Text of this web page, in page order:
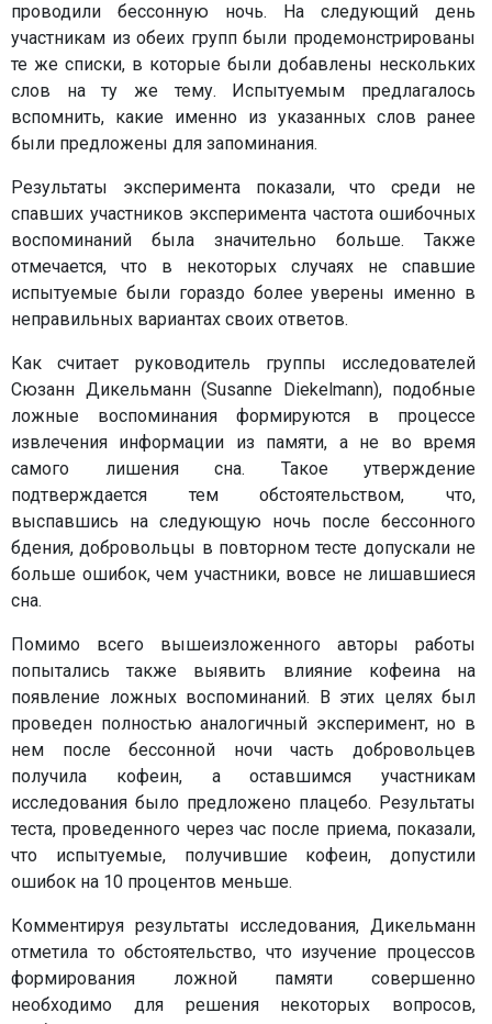
проводили бессонную ночь. На следующий день
участникам из обеих групп были продемонстрированы
те же списки, в которые были добавлены нескольких
слов на ту же тему. Испытуемым предлагалось
вспомнить, какие именно из указанных слов ранее
были предложены для запоминания.
Результаты эксперимента показали, что среди не
спавших участников эксперимента частота ошибочных
воспоминаний была значительно больше. Также
отмечается, что в некоторых случаях не спавшие
испытуемые были гораздо более уверены именно в
неправильных вариантах своих ответов.
Как считает руководитель группы исследователей
Сюзанн Дикельманн (Susanne Diekelmann), подобные
ложные воспоминания формируются в процессе
извлечения информации из памяти, а не во время
самого лишения сна. Такое утверждение
подтверждается тем обстоятельством, что,
выспавшись на следующую ночь после бессонного
бдения, добровольцы в повторном тесте допускали не
больше ошибок, чем участники, вовсе не лишавшиеся
сна.
Помимо всего вышеизложенного авторы работы
попытались также выявить влияние кофеина на
появление ложных воспоминаний. В этих целях был
проведен полностью аналогичный эксперимент, но в
нем после бессонной ночи часть добровольцев
получила кофеин, а оставшимся участникам
исследования было предложено плацебо. Результаты
теста, проведенного через час после приема, показали,
что испытуемые, получившие кофеин, допустили
ошибок на 10 процентов меньше.
Комментируя результаты исследования, Дикельманн
отметила то обстоятельство, что изучение процессов
формирования ложной памяти совершенно
необходимо для решения некоторых вопросов,